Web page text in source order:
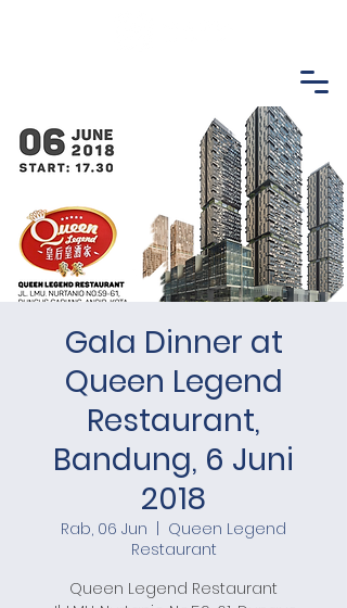
Gala Dinner at
Queen Legend
Restaurant,
Bandung, 6 Juni
2018
Rab, 06 Jun
Queen Legend
Restaurant
Queen Legend Restaurant